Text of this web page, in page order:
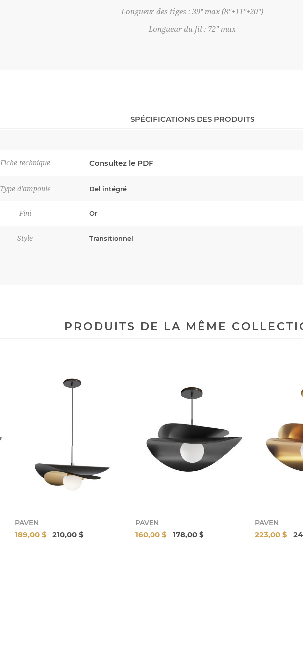
Longueur des tiges : 39" max (8"+11"+20")
Longueur du fil : 72" max
SPÉCIFICATIONS DES PRODUITS
Fiche technique Consultez le PDF
Type d'ampoule Del intégré
Fini Or
Style Transitionnel
PRODUITS DE LA MÊME
PAVEN
189,00 $ 210,00 $
PAVEN
160,00 $ 178,00 $
PAVEN
223,00 $